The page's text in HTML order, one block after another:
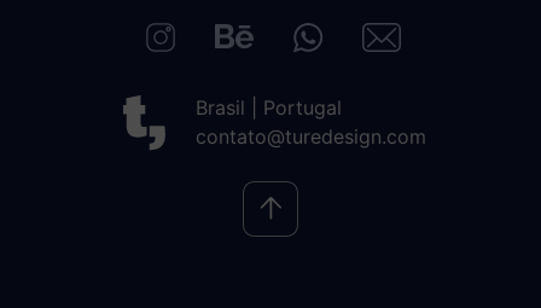
Brasil | Portugal
contato@turedesign.com